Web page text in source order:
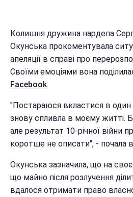
Колишня дружина нардепа
Окунська прокоментувала
апеляції в справі про
Своїми емоціями вона
Facebook.
"Постараюся вкластися в
знову спливла в моєму житті.
але результат 10-річної війни
коротше не описати", - почала
Окунська зазначила, що на
що майно після розлучення
вдалося отримати право